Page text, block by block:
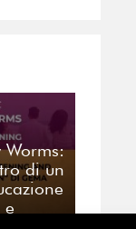
Worms:
di un
e